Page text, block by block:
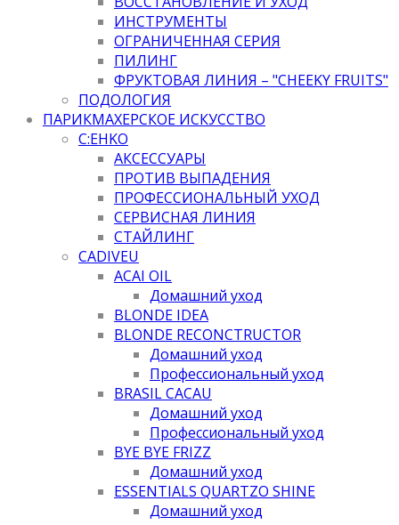
ИНСТРУМЕНТЫ
ОГРАНИЧЕННАЯ СЕРИЯ
ПИЛИНГ
ФРУКТОВАЯ ЛИНИЯ – "CHEEKY FRUITS"
ПОДОЛОГИЯ
ПАРИКМАХЕРСКОЕ ИСКУССТВО
C:EHKO
АКСЕССУАРЫ
ПРОТИВ ВЫПАДЕНИЯ
ПРОФЕССИОНАЛЬНЫЙ УХОД
СЕРВИСНАЯ ЛИНИЯ
СТАЙЛИНГ
CADIVEU
ACAI OIL
Домашний уход
BLONDE IDEA
BLONDE RECONCTRUCTOR
Домашний уход
Профессиональный уход
BRASIL CACAU
Домашний уход
Профессиональный уход
BYE BYE FRIZZ
Домашний уход
ESSENTIALS QUARTZO SHINE
Домашний уход